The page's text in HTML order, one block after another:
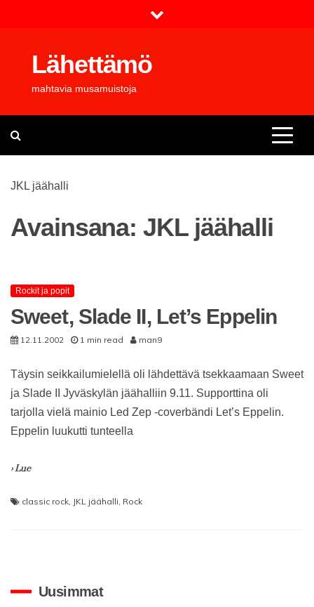
Lähettämö
mahtavia musamuistoja
JKL jäähalli
Avainsana:JKL jäähalli
Rockit ja popit
Sweet, Slade II, Let’s Eppelin
12.11.2002 1 min read man9
Täysin seikkailumielellä oli lähdettävä tsekkaamaan Sweet
ja Slade II Jyväskylän jäähalliin 9.11. Supporttina oli
tarjolla vielä mainio Led Zep -coverbändi Let’s Eppelin.
Eppelin luukutti tunteella
› Lue
classic rock, JKL jäähalli, Rock
Uusimmat